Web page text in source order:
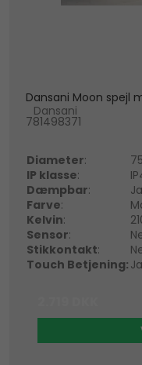
Dansani Moon spejl
Dansani
781498371
Diameter:
IP klasse:
Dæmpbar:
Ja
Farve:
Kelvin:
Sensor:
Stikkontakt:
Touch Betjening: Ja